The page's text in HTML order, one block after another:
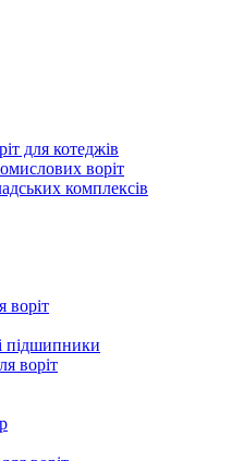
для котеджів
воріт
комплексів
воріт
підшипники
воріт